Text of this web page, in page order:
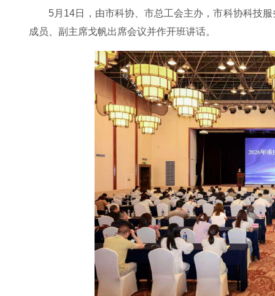
5月14日，由市科协、市总工会主办，市科协科技
成员、副主席戈帆出席会议并作开班讲话。